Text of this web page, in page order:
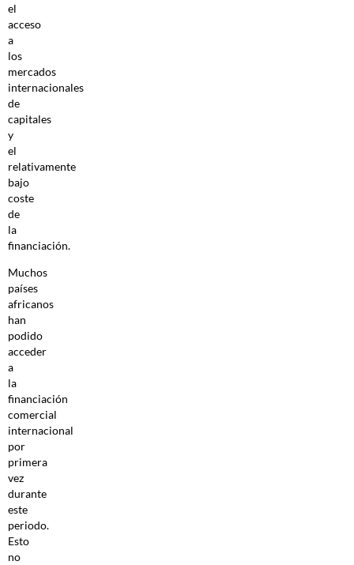
el
acceso
a
los
mercados
internacionales
de
capitales
y
el
relativamente
bajo
coste
de
la
financiación.
Muchos
países
africanos
han
podido
acceder
a
la
financiación
comercial
internacional
por
primera
vez
durante
este
periodo.
Esto
no